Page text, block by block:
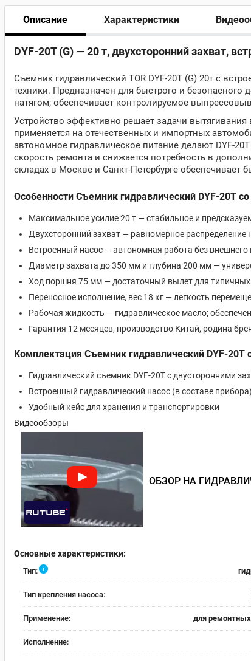
Описание Характеристики
DYF-20T (G) — 20 т, двухсторонний захват,
Съемник гидравлический TOR DYF-20T (G) 20т с
техники. Предназначен для быстрого и
натягом; обеспечивает контролируемое
Устройство эффективно решает задачи
применяется на отечественных и импортных
автономное гидравлическое питание делают DYF-
скорость ремонта и снижается потребность в
складах в Москве и Санкт-Петербурге обеспечивает
Особенности Съемник гидравлический DYF-20T
Максимальное усилие 20 т — стабильное и
Двухсторонний захват — равномерное
Встроенный насос — автономная работа без
Диаметр захвата до 350 мм и глубина 200 мм —
Ход поршня 75 мм — достаточный вылет для
Переносное исполнение, вес 18 кг — легкость
Рабочая жидкость — гидравлическое масло;
Гарантия 12 месяцев, производство Китай, родина
Комплектация Съемник гидравлический DYF-20T
Гидравлический съемник DYF-20T с двусторонними
Встроенный гидравлический насос (в составе прибора)
Удобный кейс для хранения и транспортировки
Видеообзоры
ОБЗОР НА
Основные характеристики:
Тип: i
Тип крепления насоса:
Применение: для
Исполнение: